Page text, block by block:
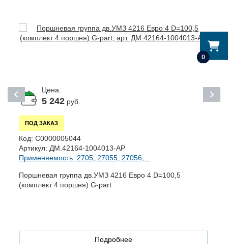
0
Цена:
5 242руб.
ПОД ЗАКАЗ
Код: С0000005044
Артикул: ДМ.42164-1004013-АР
Применяемость: 2705, 27055, 27056,...
Поршневая группа дв.УМЗ 4216 Евро 4 D=100,5
(комплект 4 поршня) G-part
Подробнее